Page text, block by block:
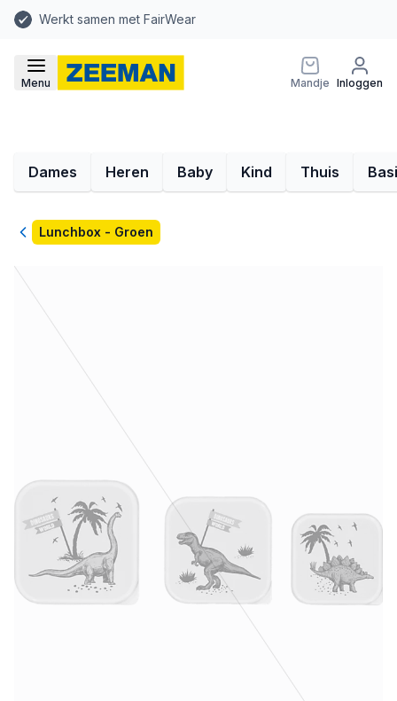
Werkt samen met FairWear
Menu Mandje Inloggen
Dames Heren Baby Kind Thuis
TerugLunchbox - Groen